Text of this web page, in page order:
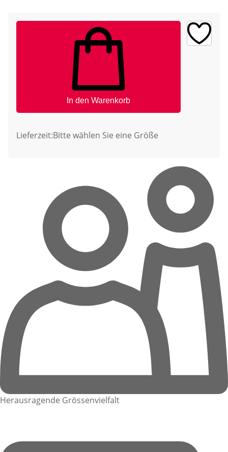
In den Warenkorb
Lieferzeit:Bitte wählen Sie eine Größe
Herausragende Grössenvielfalt